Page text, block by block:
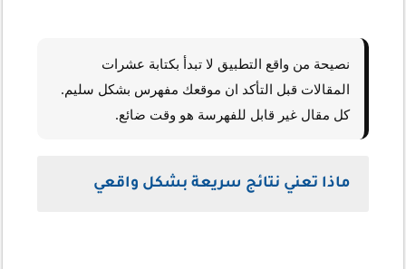
نصيحة من واقع التطبيق لا تبدأ بكتابة عشرات
المقالات قبل التأكد ان موقعك مفهرس بشكل سليم.
كل مقال غير قابل للفهرسة هو وقت ضائع.
ماذا تعني نتائج سريعة بشكل واقعي